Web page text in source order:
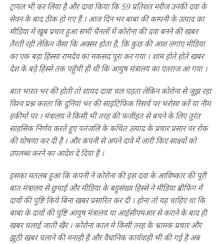
ट्रायल भी कर लिया है और दावा किया कि 59 प्रतिशत मरीज उनकी दवा के
सेवन के बाद ठीक हो गए हैं । आज दिन भर बाबा की कम्पनी के उत्पाद का
मीडिया में खूब प्रचार हुआ सभी चैनलों में कोरोना की दवा बनने की खबर
तैरती रही लेकिन जैसा कि अक्सर होता है, कि कुछ की आश लगाए मीडिया
का एक बड़ा हिस्सा रामदेव का मकसद पूरा कर गया । शाम होते होते खबर
देश के बड़े हिस्से तक पहुँची ही थी कि आयुष मंत्रालय का एतराज आ गया ।
बात भारत भर की होती तो शायद दावा चल पड़ता लेकिन कोरोना से जूझ रहा
विश्व प्रश्न करता कि दुनियां भर की साइंटिफिक रिसर्च पर भरोसा करें या नीम
हकीमों पर । मंत्रालय ने किसी भी तरह की फजीहत से बचने के लिए तुरंत
साहसिक निर्णय करते हुए पतंजलि के कथित उत्पाद के प्रचार प्रसार पर रोक
की घोषणा कर दी है । और कंपनी से अपने दावे में जारी किए साक्ष्यों को
उपलब्ध करने का आदेश दे दिया है ।
इसका मतलब हुआ कि कंपनी ने कोरोना की इस दवा के आविष्कार की पूरी
बात मंत्रालय से छुपाई और मीडिया के बहुसंख्य हिस्से ने मीडिया ब्रीफिंग में
दावों की पुष्टि किये बिना खबर प्रसारित कर दी । होना तो यह चाहिए था कि
बाबा के दावों की पुष्टि आयुष मंत्रालय या आईसीएमआर से कराने के बाद ही
खबर चलाई जाती खैर । कोरोना काल मे किसी तरह के भ्रामक प्रचार और
झूठी खबर चलाने की मनाही है और वैधानिक कार्यवाही भी की गई है अब